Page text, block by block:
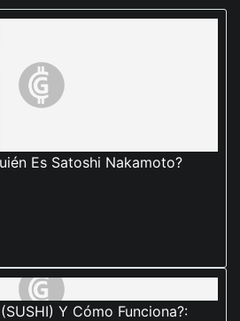
Es Satoshi Nakamoto?
Y Cómo Funciona?: